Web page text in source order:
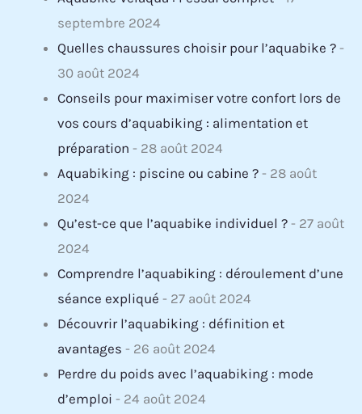
septembre 2024
Quelles chaussures choisir pour l’aquabike ? -
30 août 2024
Conseils pour maximiser votre confort lors de
vos cours d’aquabiking : alimentation et
préparation - 28 août 2024
Aquabiking : piscine ou cabine ? - 28 août
2024
Qu’est-ce que l’aquabike individuel ? - 27 août
2024
Comprendre l’aquabiking : déroulement d’une
séance expliqué - 27 août 2024
Découvrir l’aquabiking : définition et
avantages - 26 août 2024
Perdre du poids avec l’aquabiking : mode
d’emploi - 24 août 2024